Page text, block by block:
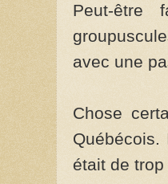
Peut-être
avec une
Chose
était de